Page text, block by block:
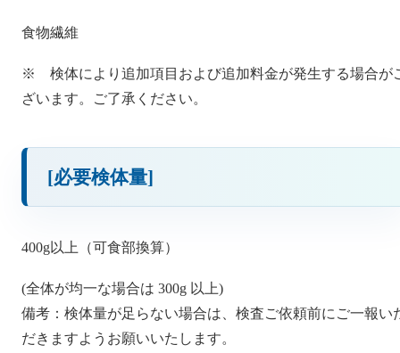
食物繊維
※ 検体により追加項目および追加料金が発生する場合が
ざいます。ご了承ください。
[必要検体量]
400g以上（可食部換算）
(全体が均一な場合は 300g 以上)
備考：検体量が足らない場合は、検査ご依頼前にご一報い
だきますようお願いいたします。